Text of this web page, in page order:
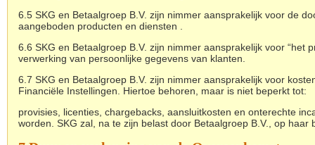
6.5 SKG en Betaalgroep B.V. zijn nimmer aansprakelijk voor de
aangeboden producten en diensten .
6.6 SKG en Betaalgroep B.V. zijn nimmer aansprakelijk voor “het
verwerking van persoonlijke gegevens van klanten.
6.7 SKG en Betaalgroep B.V. zijn nimmer aansprakelijk voor
Financiële Instellingen. Hiertoe behoren, maar is niet beperkt tot:
provisies, licenties, chargebacks, aansluitkosten en onterechte
worden. SKG zal, na te zijn belast door Betaalgroep B.V., op